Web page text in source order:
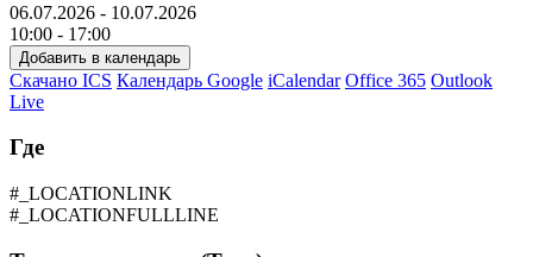
06.07.2026 - 10.07.2026
10:00 - 17:00
Добавить в календарь
Скачано ICS Календарь Google iCalendar Office 365 Outlook
Live
Где
#_LOCATIONLINK
#_LOCATIONFULLLINE